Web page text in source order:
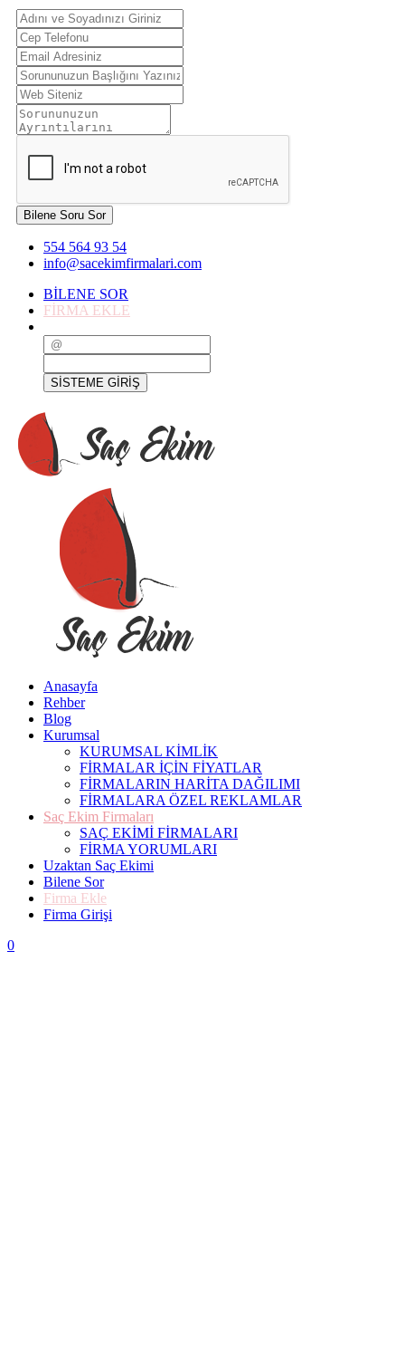
Bilene Soru Sor
554 564 93 54
info@sacekimfirmalari.com
BİLENE SOR
FİRMA EKLE
SİSTEME GİRİŞ
Anasayfa
Rehber
Blog
Kurumsal
KURUMSAL KİMLİK
FİRMALAR İÇİN FİYATLAR
FİRMALARIN HARİTA DAĞILIMI
FİRMALARA ÖZEL REKLAMLAR
Saç Ekim Firmaları
SAÇ EKİMİ FİRMALARI
FİRMA YORUMLARI
Uzaktan Saç Ekimi
Bilene Sor
Firma Ekle
Firma Girişi
0